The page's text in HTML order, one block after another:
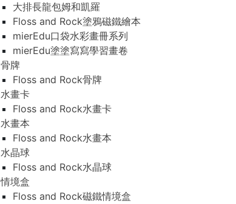
大排長龍包姆和凱羅
Floss and Rock塗鴉磁鐵繪本
mierEdu口袋水彩畫冊系列
mierEdu塗塗寫寫學習畫卷
骨牌
Floss and Rock骨牌
水畫卡
Floss and Rock水畫卡
水畫本
Floss and Rock水畫本
水晶球
Floss and Rock水晶球
情境盒
Floss and Rock磁鐵情境盒